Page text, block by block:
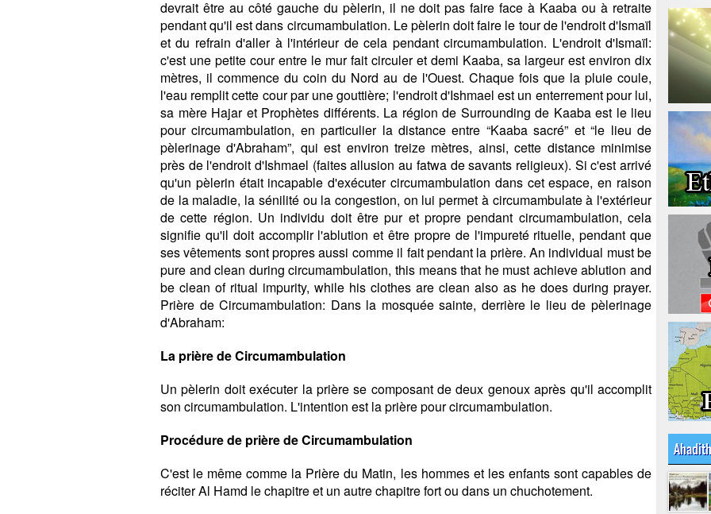
devrait être au côté gauche du pèlerin, il ne doit pas faire face à Kaaba ou à retraite
pendant qu'il est dans circumambulation. Le pèlerin doit faire le tour de l'endroit d'Ismaïl
et du refrain d'aller à l'intérieur de cela pendant circumambulation. L'endroit d'Ismaïl:
c'est une petite cour entre le mur fait circuler et demi Kaaba, sa largeur est environ dix
mètres, il commence du coin du Nord au de l'Ouest. Chaque fois que la pluie coule,
l'eau remplit cette cour par une gouttière; l'endroit d'Ishmael est un enterrement pour lui,
sa mère Hajar et Prophètes différents. La région de Surrounding de Kaaba est le lieu
pour circumambulation, en particulier la distance entre “Kaaba sacré” et “le lieu de
pèlerinage d'Abraham”, qui est environ treize mètres, ainsi, cette distance minimise
près de l'endroit d'Ishmael (faites allusion au fatwa de savants religieux). Si c'est arrivé
qu'un pèlerin était incapable d'exécuter circumambulation dans cet espace, en raison
de la maladie, la sénilité ou la congestion, on lui permet à circumambulate à l'extérieur
de cette région. Un individu doit être pur et propre pendant circumambulation, cela
signifie qu'il doit accomplir l'ablution et être propre de l'impureté rituelle, pendant que
ses vêtements sont propres aussi comme il fait pendant la prière. An individual must be
pure and clean during circumambulation, this means that he must achieve ablution and
be clean of ritual impurity, while his clothes are clean also as he does during prayer.
Prière de Circumambulation: Dans la mosquée sainte, derrière le lieu de pèlerinage
d'Abraham:
La prière de Circumambulation
Un pèlerin doit exécuter la prière se composant de deux genoux après qu'il accomplit
son circumambulation. L'intention est la prière pour circumambulation.
Procédure de prière de Circumambulation
C'est le même comme la Prière du Matin, les hommes et les enfants sont capables de
réciter Al Hamd le chapitre et un autre chapitre fort ou dans un chuchotement.
Ahadith